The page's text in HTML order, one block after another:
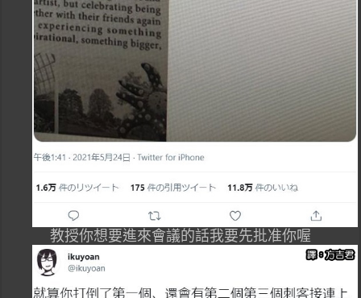
教授你想要進來會議的話我要先批准你喔